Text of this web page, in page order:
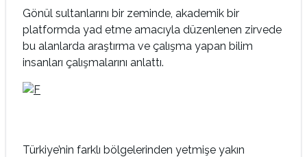
Gönül sultanlarını bir zeminde, akademik bir
platformda yad etme amacıyla düzenlenen zirvede
bu alanlarda araştırma ve çalışma yapan bilim
insanları çalışmalarını anlattı.
Türkiye’nin farklı bölgelerinden yetmişe yakın